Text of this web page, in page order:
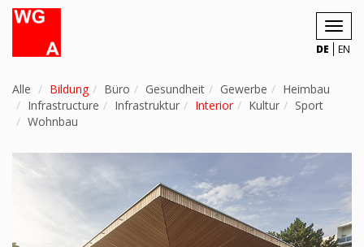
DE EN
Alle Bildung Büro Gesundheit Gewerbe
Heimbau
Infrastructure
Infrastruktur Interior Kultur
Sport
Wohnbau